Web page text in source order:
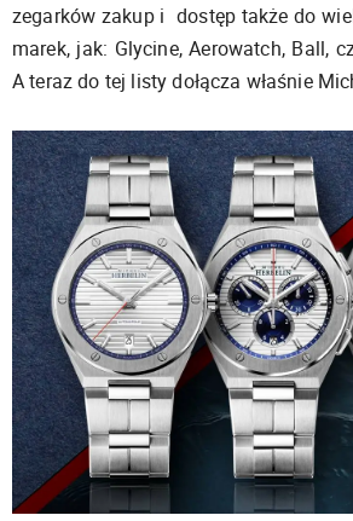
zegarków zakup i dostęp także do
marek, jak: Glycine, Aerowatch, Ball,
A teraz do tej listy dołącza właśnie